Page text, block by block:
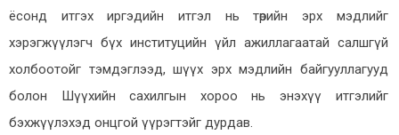
ёсонд итгэх иргэдийн итгэл нь төрийн эрх мэдлийг
хэрэгжүүлэгч бүх институцийн үйл ажиллагаатай салшгүй
холбоотойг тэмдэглээд, шүүх эрх мэдлийн байгууллагууд
болон Шүүхийн сахилгын хороо нь энэхүү итгэлийг
бэхжүүлэхэд онцгой үүрэгтэйг дурдав.